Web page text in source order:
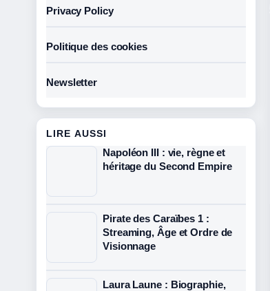
Privacy Policy
Politique des cookies
Newsletter
LIRE AUSSI
Napoléon III : vie, règne et
héritage du Second Empire
Pirate des Caraïbes 1 :
Streaming, Âge et Ordre de
Visionnage
Laura Laune : Biographie,